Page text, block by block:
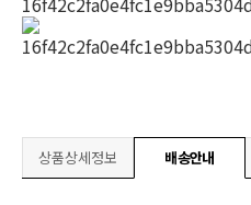
상품상세정보 배송안내